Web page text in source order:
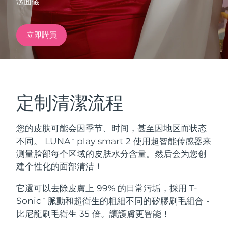
立即購買
定制清潔流程
您的皮肤可能会因季节、时间，甚至因地区而状态
不同。 LUNATM
play smart 2 使用超智能传感器来
测量脸部每个区域的皮肤水分含量。然后会为您创
建个性化的面部清洁！
它還可以去除皮膚上 99% 的日常污垢，採用 T-
SonicTM
脈動和超衛生的粗細不同的矽膠刷毛組合 -
比尼龍刷毛衛生 35 倍。讓護膚更智能！
紅光療法
面部清潔
LUNA™ 4 套裝
Anti-aging massage
LUNA™ 4 Plus
緊致提拉
BEAR™ 2 套裝
Microcurrent toning
BEAR™ 2 go
補水保濕
UFO™ 3 套裝
口腔護理
issa™ 4
德國 預計送達日期
加拿大
奧地利
比利時 預計送達日期8/10/26
百慕達
波士尼亞與赫塞哥維納 預計送達日期 8/13/26
汶萊 預計送達日期